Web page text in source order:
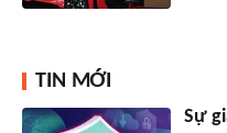
TIN MỚI
Sự